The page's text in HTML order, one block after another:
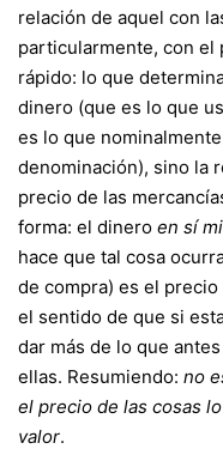
relación de aquel con
particularmente, con el
rápido: lo que
dinero (que es lo que
es lo que
denominación), sino la
precio de las
forma: el dinero en sí
hace que tal cosa
de compra) es el
el sentido de que si
dar más de lo que
ellas. Resumiendo: no
el precio de las cosas
valor.